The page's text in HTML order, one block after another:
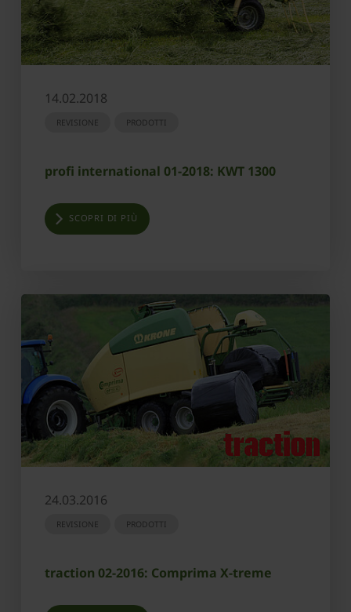
14.02.2018
REVISIONE PRODOTTI
profi international 01-2018: KWT 1300
SCOPRI DI PIÙ
24.03.2016
REVISIONE PRODOTTI
traction 02-2016: Comprima X-treme